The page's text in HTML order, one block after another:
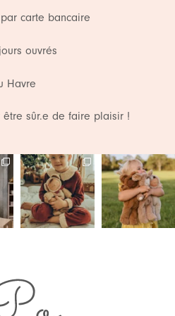
carte bancaire
ouvrés
Havre
sûr.e de faire plaisir !